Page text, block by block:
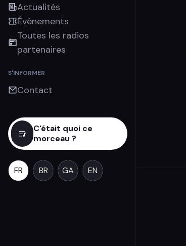
Actualités
Évènements
Toutes les radios
partenaires
S'INFORMER
Contact
C'était quoi ce
morceau ?
FR BR GA EN